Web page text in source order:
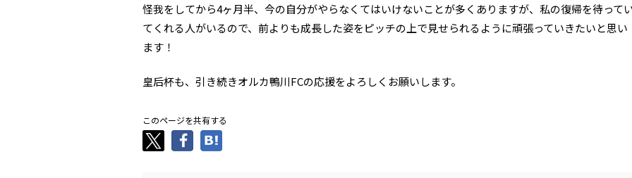
怪我をしてから4ヶ月半、今の自分がやらなくてはいけないことが多くありますが、私の復帰を待って
てくれる人がいるので、前よりも成長した姿をピッチの上で見せられるように頑張っていきたいと思い
ます！
皇后杯も、引き続きオルカ鴨川FCの応援をよろしくお願いします。
このページを共有する